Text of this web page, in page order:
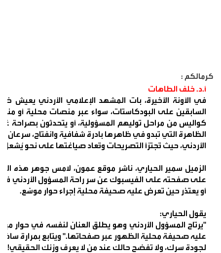
كرمالكم :
أ.د. خلف الطاهات
في الآونة الأخيرة، بات المشهد الإعلامي الأردني يعيش
السابقين على البودكاستات، سواء عبر منصات محلية أو
كواليس من مراحل توليهم المسؤولية، أو يتحدثون
الظاهرة التي تبدو في ظاهرها بادرة شفافية وانفتاح،
الأردني، حيث تُجتزأ التصريحات وتُعاد صياغتها على نحو يُشعل
الزميل سمير الحياري، ناشر موقع عمون، لامس جوهر هذه
على صفحته على الفيسبوك عن سر راحة المسؤول الأردني في
أو يعتذر حين تعرض عليه صحيفة محلية إجراء حوار موسّع.
يقول الحياري:
"يرتاح المسؤول الأردني وهو يطلق العنان لنفسه في حوار مع
عليه صحيفة محلية الظهور عبر صفحاتها." ويتابع بمرارة
لجودة سرك، ولا تفضح حالك عند من لا يعرف وزنك الحقيقي!"